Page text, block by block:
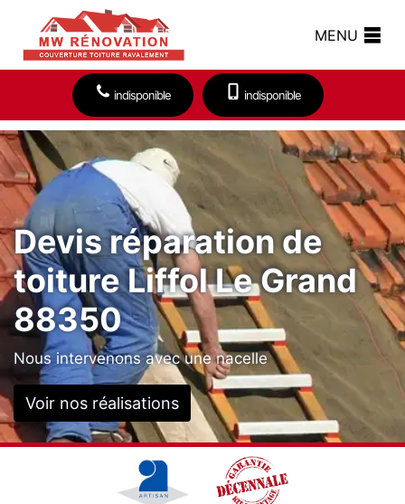
MENU
indisponible indisponible
Devis réparation de
toiture Liffol Le Grand
88350
Nous intervenons avec une nacelle
Voir nos réalisations